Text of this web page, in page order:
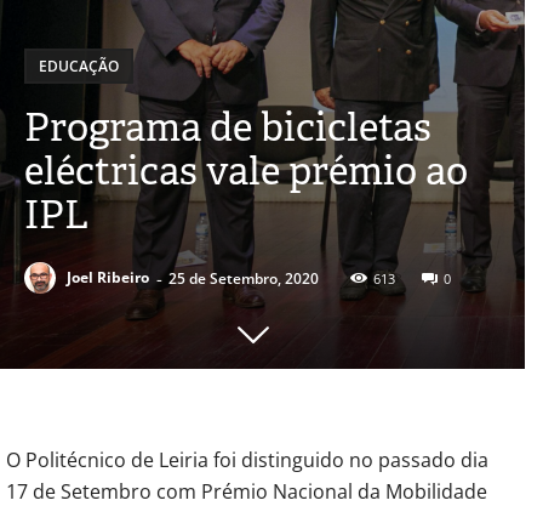
EDUCAÇÃO
Programa de bicicletas
eléctricas vale prémio ao
IPL
Joel Ribeiro - 25 de Setembro, 2020 613 0
O Politécnico de Leiria foi distinguido no passado dia
17 de Setembro com Prémio Nacional da Mobilidade